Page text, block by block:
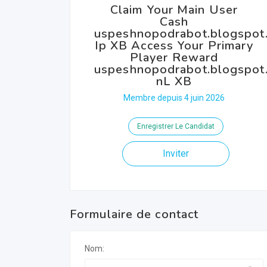
Claim Your Main User
Cash
Ip XB Access Your Primary
Player Reward
nL XB
Membre depuis 4 juin 2026
Enregistrer Le Candidat
Inviter
Formulaire de contact
Nom: